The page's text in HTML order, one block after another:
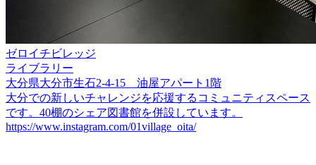
ゼロイチビレッジ
ライブラリー
大分県大分市生石2-4-15 油屋アパート1階
大分での新しいチャレンジを応援するコミュニティスペース
です。40棚のシェア図書館を併設しています。
https://www.instagram.com/01village_oita/